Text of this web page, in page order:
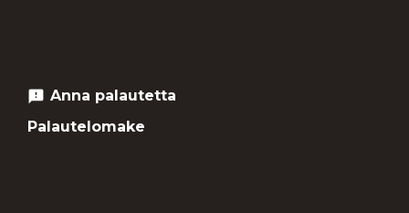
feedback Anna palautetta
Palautelomake